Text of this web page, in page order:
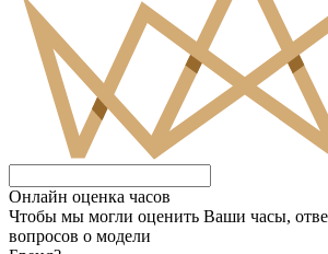
Онлайн оценка часов
Чтобы мы могли оценить Ваши часы,
вопросов о модели